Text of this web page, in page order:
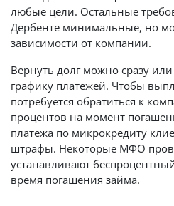
любые цели. Остальные
Дербенте минимальные, но
зависимости от компании.
Вернуть долг можно сразу
графику платежей. Чтобы
потребуется обратиться к
процентов на момент
платежа по микрокредиту
штрафы. Некоторые МФО
устанавливают
время погашения займа.